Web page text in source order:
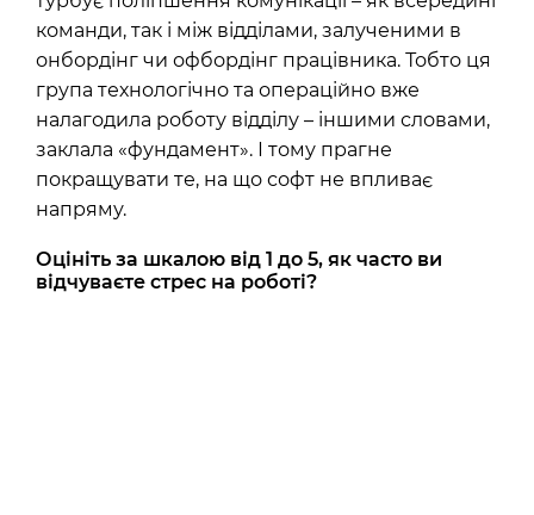
команди, так і між відділами, залученими в
онбордінг чи офбордінг працівника. Тобто ця
група технологічно та операційно вже
налагодила роботу відділу – іншими словами,
заклала «фундамент». І тому прагне
покращувати те, на що софт не впливає
напряму.
Оцініть за шкалою від 1 до 5, як часто ви
відчуваєте стрес на роботі?